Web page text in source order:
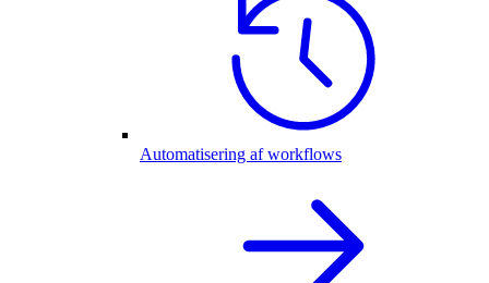
Automatisering af workflows